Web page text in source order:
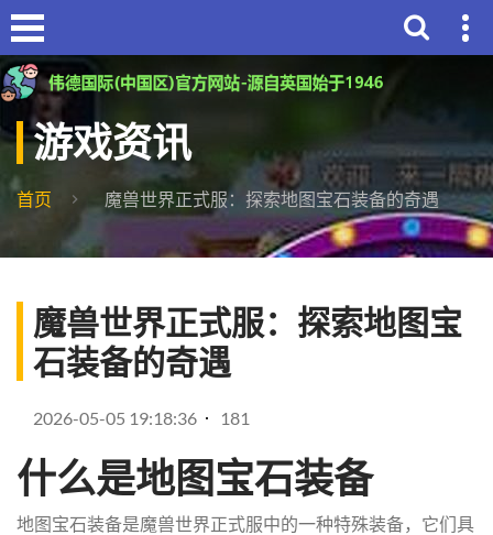
游戏资讯
首页 魔兽世界正式服：探索地图宝石装备的奇遇
魔兽世界正式服：探索地图宝
石装备的奇遇
2026-05-05 19:18:36 181
什么是地图宝石装备
地图宝石装备是魔兽世界正式服中的一种特殊装备，它们具